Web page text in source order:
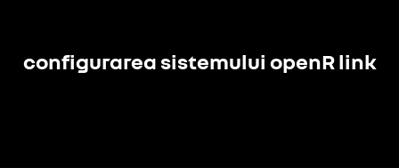
configurarea sistemului openR link